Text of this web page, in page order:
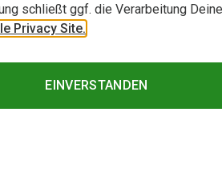
schließt ggf. die Verarbeitung
Privacy Site.
EINVERSTANDEN